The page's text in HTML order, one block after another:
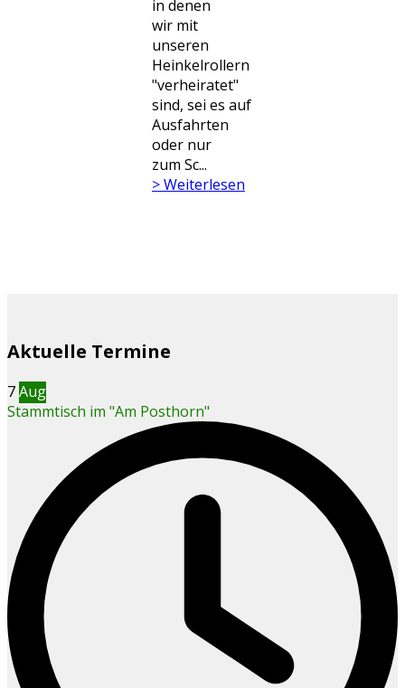
in denen
wir mit
unseren
Heinkelrollern
"verheiratet"
sind, sei es auf
Ausfahrten
oder nur
zum Sc...
> Weiterlesen
Aktuelle Termine
7Aug
Stammtisch im "Am Posthorn"